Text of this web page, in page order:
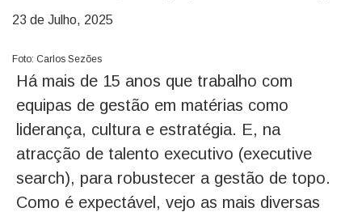
23 de Julho, 2025
Foto: Carlos Sezões
Há mais de 15 anos que trabalho com
equipas de gestão em matérias como
liderança, cultura e estratégia. E, na
atracção de talento executivo (executive
search), para robustecer a gestão de topo.
Como é expectável, vejo as mais diversas